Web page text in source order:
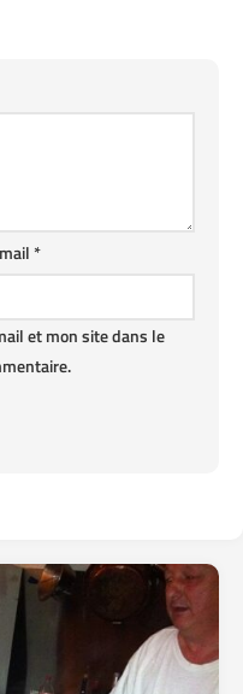
*
et mon site dans le